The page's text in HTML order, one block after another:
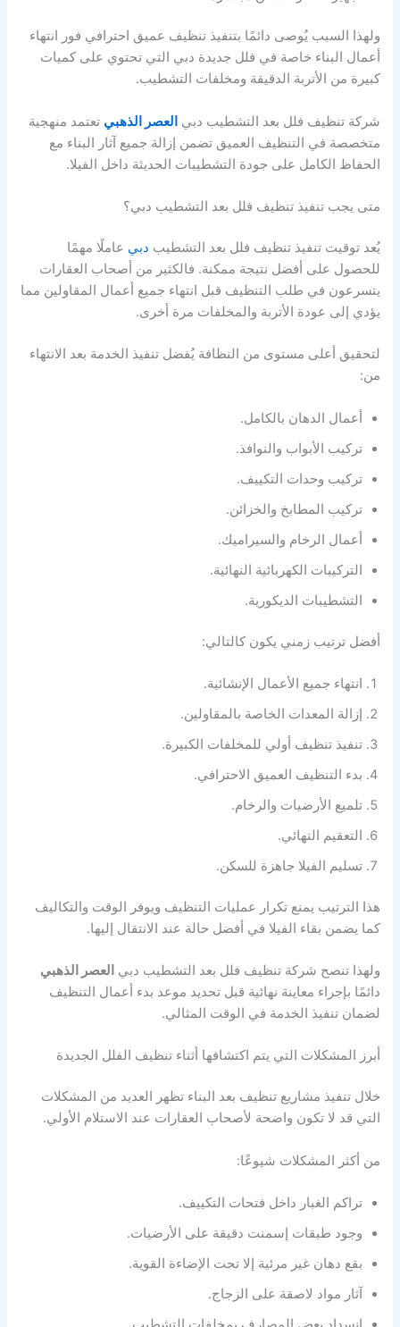
ولهذا السبب يُوصى دائمًا بتنفيذ تنظيف عميق احترافي فور انتهاء
أعمال البناء خاصة في فلل جديدة دبي التي تحتوي على كميات
كبيرة من الأتربة الدقيقة ومخلفات التشطيب.
شركة تنظيف فلل بعد التشطيب دبي العصر الذهبي تعتمد منهجية
متخصصة في التنظيف العميق تضمن إزالة جميع آثار البناء مع
الحفاظ الكامل على جودة التشطيبات الحديثة داخل الفيلا.
متى يجب تنفيذ تنظيف فلل بعد التشطيب دبي؟
يُعد توقيت تنفيذ تنظيف فلل بعد التشطيب دبي عاملًا مهمًا
للحصول على أفضل نتيجة ممكنة. فالكثير من أصحاب العقارات
يتسرعون في طلب التنظيف قبل انتهاء جميع أعمال المقاولين مما
يؤدي إلى عودة الأتربة والمخلفات مرة أخرى.
لتحقيق أعلى مستوى من النظافة يُفضل تنفيذ الخدمة بعد الانتهاء
من:
أعمال الدهان بالكامل.
تركيب الأبواب والنوافذ.
تركيب وحدات التكييف.
تركيب المطابخ والخزائن.
أعمال الرخام والسيراميك.
التركيبات الكهربائية النهائية.
التشطيبات الديكورية.
أفضل ترتيب زمني يكون كالتالي:
انتهاء جميع الأعمال الإنشائية.
إزالة المعدات الخاصة بالمقاولين.
تنفيذ تنظيف أولي للمخلفات الكبيرة.
بدء التنظيف العميق الاحترافي.
تلميع الأرضيات والرخام.
التعقيم النهائي.
تسليم الفيلا جاهزة للسكن.
هذا الترتيب يمنع تكرار عمليات التنظيف ويوفر الوقت والتكاليف
كما يضمن بقاء الفيلا في أفضل حالة عند الانتقال إليها.
ولهذا تنصح شركة تنظيف فلل بعد التشطيب دبي العصر الذهبي
دائمًا بإجراء معاينة نهائية قبل تحديد موعد بدء أعمال التنظيف
لضمان تنفيذ الخدمة في الوقت المثالي.
أبرز المشكلات التي يتم اكتشافها أثناء تنظيف الفلل الجديدة
خلال تنفيذ مشاريع تنظيف بعد البناء تظهر العديد من المشكلات
التي قد لا تكون واضحة لأصحاب العقارات عند الاستلام الأولي.
من أكثر المشكلات شيوعًا:
تراكم الغبار داخل فتحات التكييف.
وجود طبقات إسمنت دقيقة على الأرضيات.
بقع دهان غير مرئية إلا تحت الإضاءة القوية.
آثار مواد لاصقة على الزجاج.